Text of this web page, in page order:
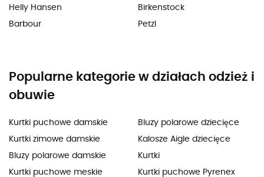
Helly Hansen
Barbour
Birkenstock
Petzl
Popularne kategorie w działach odzież i
obuwie
Kurtki puchowe damskie
Kurtki zimowe damskie
Bluzy polarowe damskie
Kurtki puchowe meskie
Bluzy polarowe dziecięce
Kalosze Aigle dziecięce
Kurtki
Kurtki puchowe Pyrenex